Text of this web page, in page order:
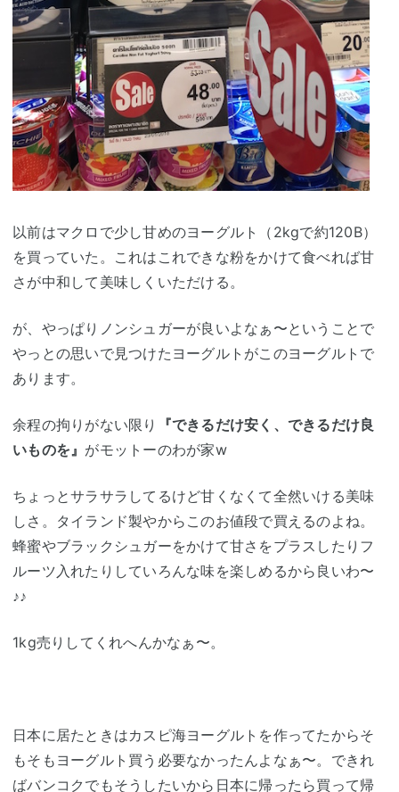
以前はマクロで少し甘めのヨーグルト（2kgで約120B）
を買っていた。これはこれできな粉をかけて食べれば甘
さが中和して美味しくいただける。
が、やっぱりノンシュガーが良いよなぁ〜ということで
やっとの思いで見つけたヨーグルトがこのヨーグルトで
あります。
余程の拘りがない限り
『できるだけ安く、できるだけ良
いものを』 がモットーのわが家w
ちょっとサラサラしてるけど甘くなくて全然いける美味
しさ。タイランド製やからこのお値段で買えるのよね。
蜂蜜やブラックシュガーをかけて甘さをプラスしたりフ
ルーツ入れたりしていろんな味を楽しめるから良いわ〜
♪♪
1kg売りしてくれへんかなぁ〜。
日本に居たときはカスピ海ヨーグルトを作ってたからそ
もそもヨーグルト買う必要なかったんよなぁ〜。できれ
ばバンコクでもそうしたいから日本に帰ったら買って帰